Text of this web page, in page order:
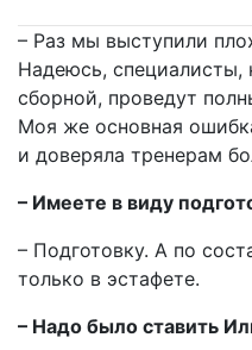
– Раз мы выступили
Надеюсь, специалисты,
сборной, проведут
Моя же основная
и доверяла тренерам
– Имеете в виду
– Подготовку. А по
только в эстафете.
– Надо было ставить